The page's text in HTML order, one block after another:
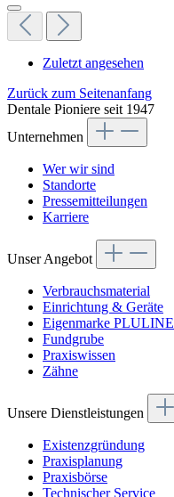
Zuletzt angesehen
Zurück zum Seitenanfang
Dentale Pioniere seit 1947
Unternehmen
Wer wir sind
Standorte
Pressemitteilungen
Karriere
Unser Angebot
Verbrauchsmaterial
Einrichtung & Geräte
Eigenmarke PLULINE
Fundgrube
Praxiswissen
Zähne
Unsere Dienstleistungen
Existenzgründung
Praxisplanung
Praxisbörse
Technischer Service